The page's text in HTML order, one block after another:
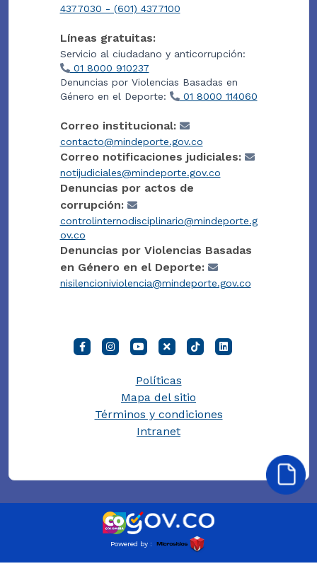
4377030 - (601) 4377100
Líneas gratuitas:
Servicio al ciudadano y anticorrupción:
01 8000 910237
Denuncias por Violencias Basadas en
Género en el Deporte:
01 8000 114060
Correo institucional:
contacto@mindeporte.gov.co
Correo notificaciones judiciales:
notijudiciales@mindeporte.gov.co
Denuncias por actos de
corrupción:
controlinternodisciplinario@mindeporte.g
ov.co
Denuncias por Violencias Basadas
en Género en el Deporte:
nisilencioniviolencia@mindeporte.gov.co
Políticas
Mapa del sitio
Términos y condiciones
Intranet
Powered by :